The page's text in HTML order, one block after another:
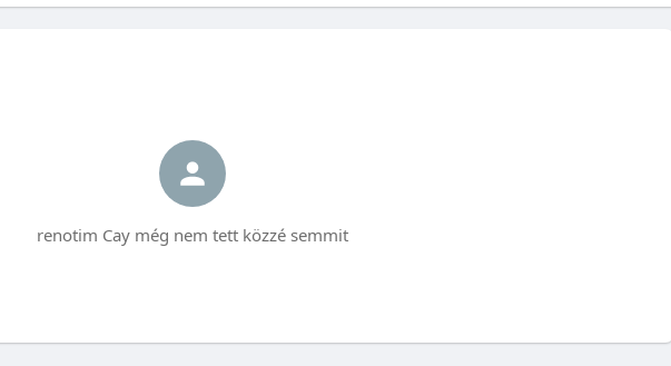
renotim Cay még nem tett közzé semmit